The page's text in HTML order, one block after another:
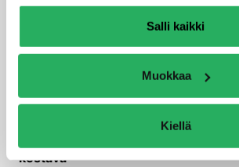
Salli kaikki
Muokkaa
Kiellä
Kovettumisaika7 päivää
1,2 kg / mm
/ m2
kestävä